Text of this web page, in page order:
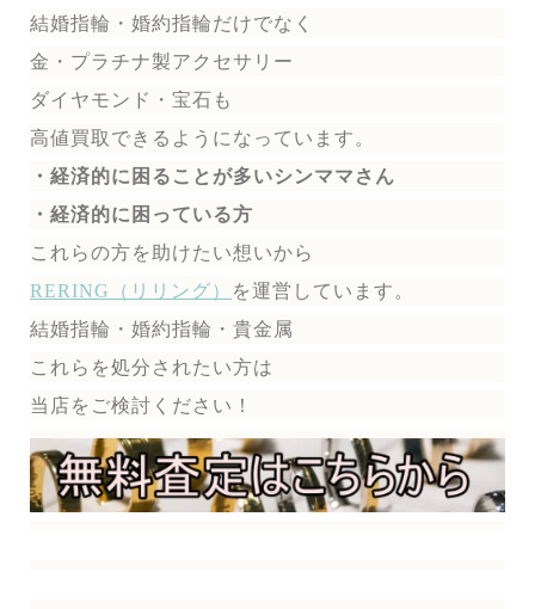
結婚指輪・婚約指輪だけでなく
金・プラチナ製アクセサリー
ダイヤモンド・宝石も
高値買取できるようになっています。
・経済的に困ることが多いシンママさん
・経済的に困っている方
これらの方を助けたい想いから
RERING（リリング）
を運営しています。
結婚指輪・婚約指輪・貴金属
これらを処分されたい方は
当店をご検討ください！